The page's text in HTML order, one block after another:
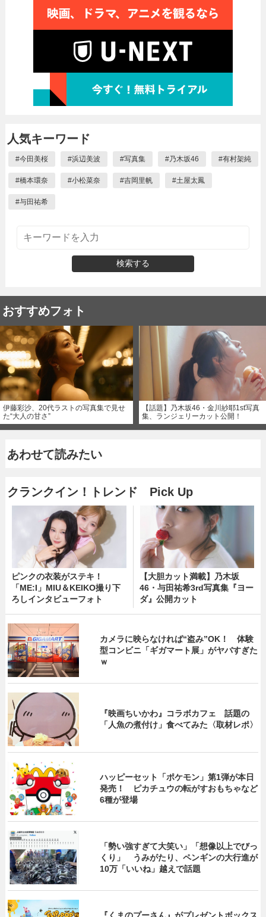
人気キーワード
#今田美桜 #浜辺美波 #写真集 #乃木坂46 #有村架純
#橋本環奈 #小松菜奈 #吉岡里帆 #土屋太鳳
#与田祐希
検索する
おすすめフォト
伊藤彩沙、20代ラストの写真集で見せ
た“大人の甘さ”
【話題】乃木坂46・金川紗耶1st写真
集、ランジェリーカット公開！
あわせて読みたい
クランクイン！トレンド Pick Up
ピンクの衣装がステキ！
「ME:I」MIU＆KEIKO撮り下
ろしインタビューフォト
【大胆カット満載】乃木坂
46・与田祐希3rd写真集『ヨー
ダ』公開カット
カメラに映らなければ“盗み”OK！ 体験
型コンビニ「ギガマート展」がヤバすぎた
ｗ
『映画ちいかわ』コラボカフェ 話題の
「人魚の煮付け」食べてみた〈取材レポ〉
ハッピーセット「ポケモン」第1弾が本日
発売！ ピカチュウの転がすおもちゃなど
6種が登場
「勢い強すぎて大笑い」「想像以上でびっ
くり」 うみがたり、ペンギンの大行進が
10万「いいね」越えで話題
『くまのプーさん』がプレゼントボックス